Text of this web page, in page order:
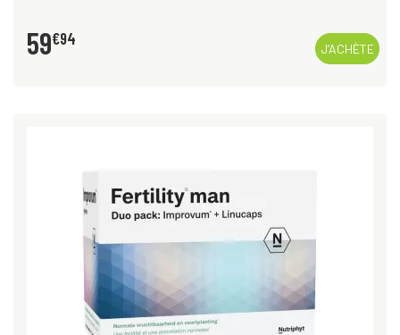
59€94
J’ACHÈTE